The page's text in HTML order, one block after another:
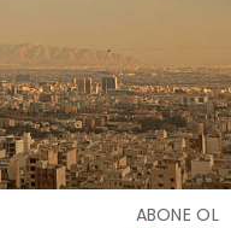
ABONE OL